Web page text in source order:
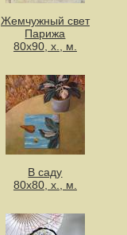
Жемчужный свет
Парижа
80х90, х., м.
В саду
80х80, х., м.